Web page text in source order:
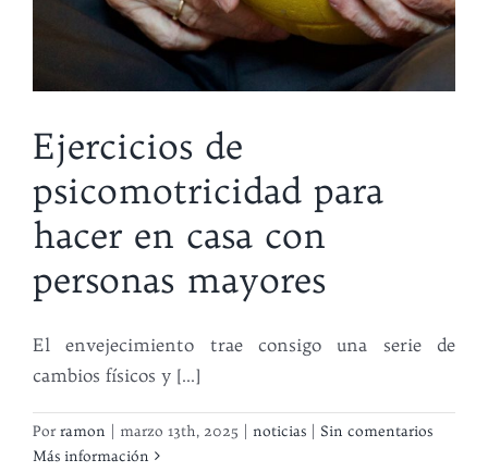
Ejercicios de
psicomotricidad para
hacer en casa con
personas mayores
El envejecimiento trae consigo una serie de
cambios físicos y [...]
Porramon marzo 13th, 2025 noticias
Sin comentarios
Más información